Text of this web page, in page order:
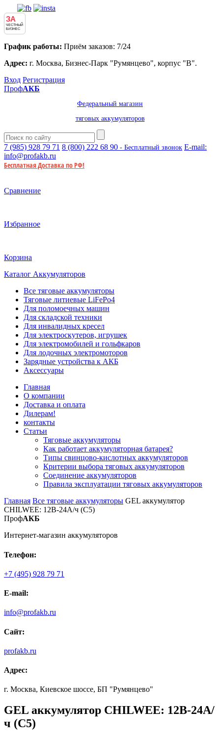
ЗА
ЧЕСТНЫЙ
БИЗНЕС
График работы: Приём заказов: 7/24
Адрес: г. Москва, Бизнес-Парк "Румянцево", корпус "В".
Вход Регистрация
ПрофАКБ
Федеральный магазин
тяговых аккумуляторов
7 (985) 928 79 71 8 (800) 222 68 90 - Бесплатный звонок E-mail:
info@profakb.ru
Бесплатная Доставка по РФ!
Сравнение
Избранное
Корзина
Каталог Аккумуляторов
Все тяговые аккумуляторы
Тяговые литиевые LiFePo4
Для поломоечных машин
Для складской техники
Для инвалидных кресел
Для электроскутеров, игрушек
Для электромобилей и гольфкаров
Для лодочных электромоторов
Зарядные устройства к АКБ
Аксессуары
Главная
О компании
Доставка и оплата
Дилерам!
контакты
Статьи
Тяговые аккумуляторы
Как работает аккумуляторная батарея?
Типы свинцово-кислотных аккумуляторов
Критерии выбора тяговых аккумуляторов
Соединение аккумуляторов
Правила эксплуатации тяговых аккумуляторов
Главная Все тяговые аккумуляторы GEL аккумулятор
CHILWEE: 12В-24А/ч (С5)
ПрофАКБ
Интернет-магазин аккумуляторов
Телефон:
+7 (495) 928 79 71
E-mail:
info@profakb.ru
Сайт:
profakb.ru
Адрес:
г. Москва, Киевское шоссе, БП "Румянцево"
GEL аккумулятор CHILWEE: 12В-24А/
ч (С5)